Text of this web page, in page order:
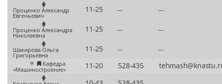
Проценко Александр
Евгеньевич
— —
Проценко Александра
Николаевна
— —
Шакирова Ольга
Григорьевна
—
—
Кафедра
«Машиностроение»